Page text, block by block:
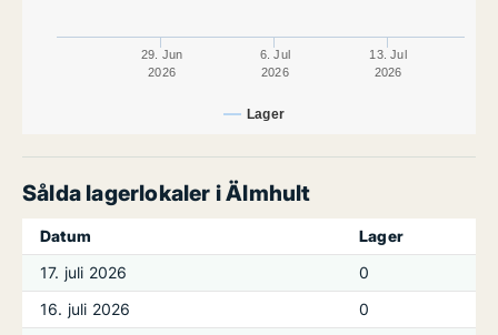
Lager
29. Jun
2026
6. Jul
2026
13. Jul
2026
Sålda lagerlokaler i Älmhult
Datum
Lager
17. juli 2026
0
16. juli 2026
0